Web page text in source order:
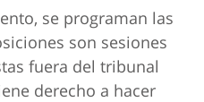
se programan las
son sesiones
fuera del tribunal
derecho a hacer